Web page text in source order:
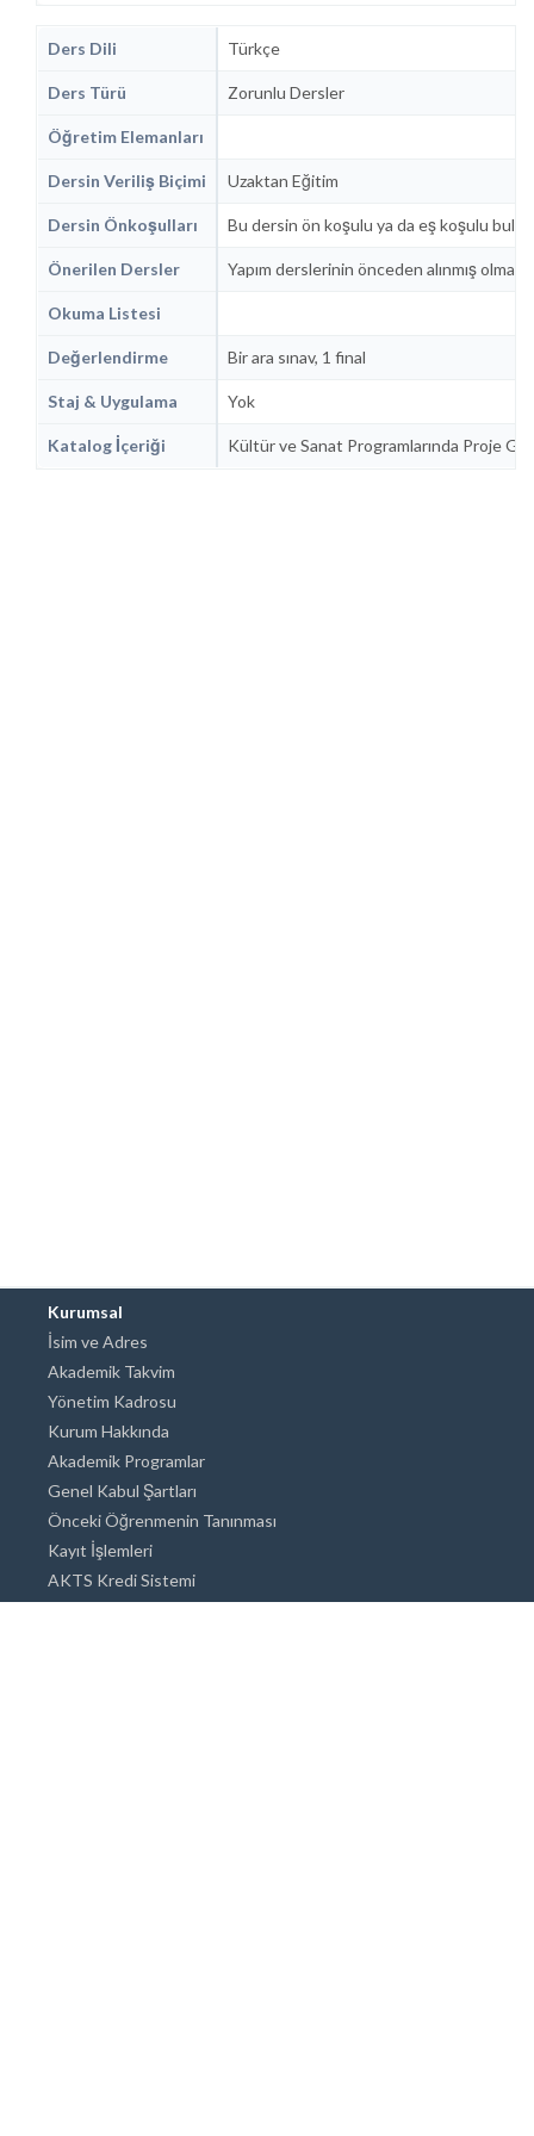
Ders Dili Türkçe
Ders Türü Zorunlu Dersler
Öğretim Elemanları
Dersin Veriliş Biçimi Uzaktan Eğitim
Dersin Önkoşulları Bu dersin ön koşulu ya da eş koşulu
Önerilen Dersler Yapım derslerinin önceden alınmış
Okuma Listesi
Değerlendirme Bir ara sınav, 1 final
Staj & Uygulama Yok
Katalog İçeriği Kültür ve Sanat Programlarında Proje
Kurumsal
İsim ve Adres
Akademik Takvim
Yönetim Kadrosu
Kurum Hakkında
Akademik Programlar
Genel Kabul Şartları
Önceki Öğrenmenin Tanınması
Kayıt İşlemleri
AKTS Kredi Sistemi